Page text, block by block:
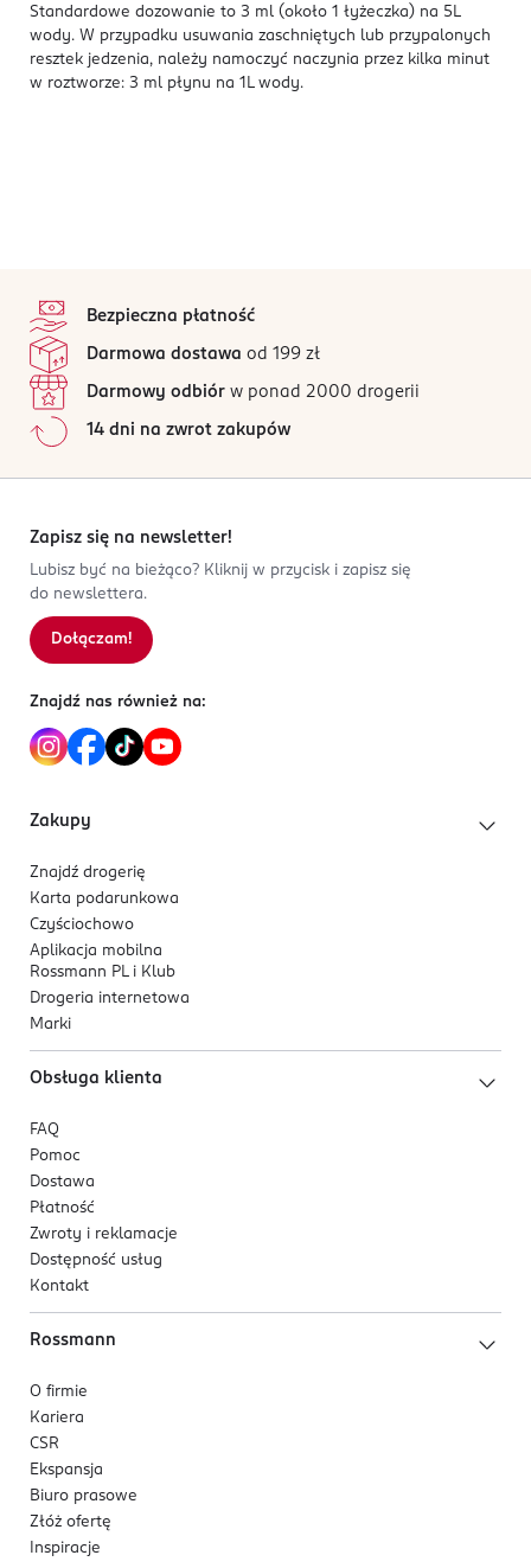
Standardowe dozowanie to 3 ml (około 1 łyżeczka) na 5L
wody. W przypadku usuwania zaschniętych lub przypalonych
resztek jedzenia, należy namoczyć naczynia przez kilka minut
w roztworze: 3 ml płynu na 1L wody.
Bezpieczna płatność
Darmowa dostawa od 199 zł
Darmowy odbiór w ponad 2000 drogerii
14 dni na zwrot zakupów
Zapisz się na newsletter!
Lubisz być na bieżąco? Kliknij w przycisk i zapisz się
do newslettera.
Dołączam!
Znajdź nas również na:
Zakupy
Znajdź drogerię
Karta podarunkowa
Czyściochowo
Aplikacja mobilna
Rossmann PL i Klub
Drogeria internetowa
Marki
Obsługa klienta
FAQ
Pomoc
Dostawa
Płatność
Zwroty i reklamacje
Dostępność usług
Kontakt
Rossmann
O firmie
Kariera
CSR
Ekspansja
Biuro prasowe
Złóż ofertę
Inspiracje